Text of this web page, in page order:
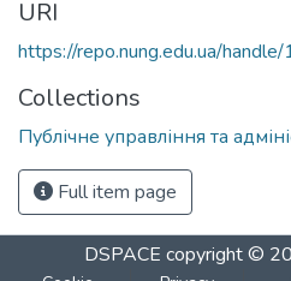
URI
https://repo.nung.edu.ua/
Collections
Публічне управління та
Full item page
DSPACE copyright ©